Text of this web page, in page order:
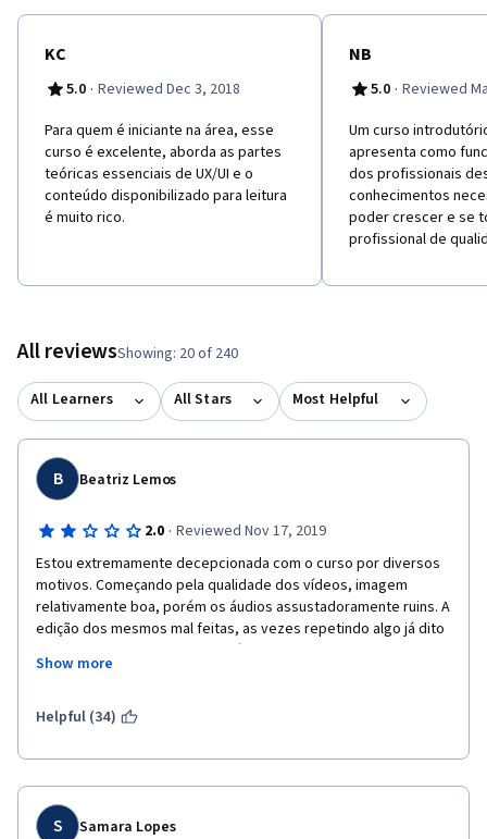
KC
5.0 · Reviewed Dec 3, 2018
Para quem é iniciante na área, esse
curso é excelente, aborda as partes
teóricas essenciais de UX/UI e o
conteúdo disponibilizado para leitura
é muito rico.
NB
5.0 · Reviewed
Um curso
apresenta como
dos profissionais
conhecimentos
poder crescer e se
profissional de
All reviewsShowing: 20 of 240
All Learners All Stars Most Helpful
B Beatriz Lemos
2.0 · Reviewed Nov 17, 2019
Estou extremamente decepcionada com o curso por diversos
motivos. Começando pela qualidade dos vídeos, imagem
relativamente boa, porém os áudios assustadoramente ruins. A
edição dos mesmos mal feitas, as vezes repetindo algo já dito
e com diversos erros. O conteúdo em si bastante redundante,
diversos vídeos e aulas que repetiam algo já dito ou
por um tanto de horas de aula e obtive 2/3 disso por conta de
curso por ser de uma empresa ativa no mercado e ministrada
pela Universidade de São Paulo, porém sinto que todas as
informações que obtive no curso poderiam ser encontradas
facilmente em um vídeo no youtube sobre UX/UI Design.
Show more
Helpful (34)
S Samara Lopes